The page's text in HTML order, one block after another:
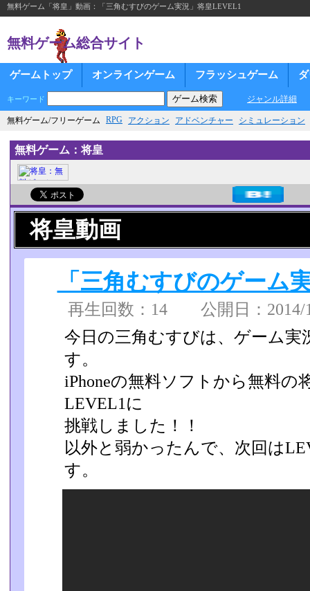
無料ゲーム「将皇」動画：「三角むすびのゲーム実況」将皇LEVEL1
無料ゲーム総合サイト
ゲームトップ オンラインゲーム フラッシュゲーム
キーワード ジャンル詳細
無料ゲーム/フリーゲーム RPG アクション アドベンチャー シミュレーション
無料ゲーム：将皇
将皇動画
「三角むすびのゲーム
再生回数：14 公開日：2014/
今日の三角むすびは、ゲーム実
す。
iPhoneの無料ソフトから無料の
LEVEL1に
挑戦しました！！
以外と弱かったんで、次回は
す。